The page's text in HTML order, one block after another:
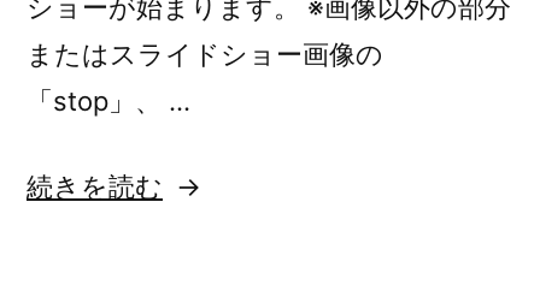
ショーが始まります。 ※画像以外の部分
またはスライドショー画像の
「stop」、 …
“オ
続きを読む